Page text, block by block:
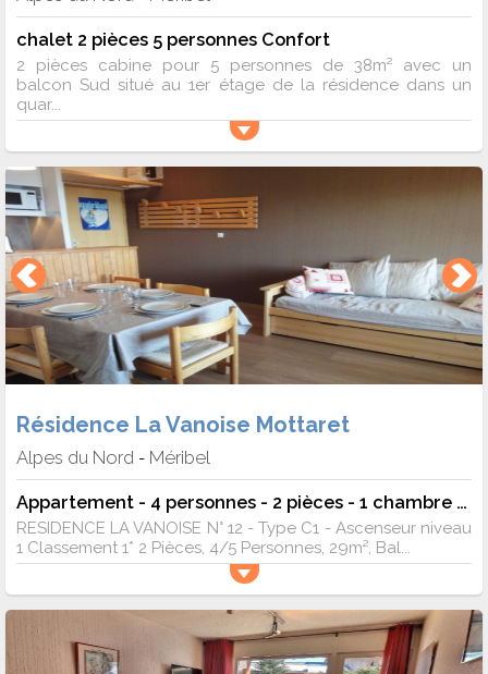
chalet 2 pièces 5 personnes Confort
2 pièces cabine pour 5 personnes de 38m² avec un
balcon Sud situé au 1er étage de la résidence dans un
quar...
Résidence La Vanoise Mottaret
Alpes du Nord - Méribel
Appartement - 4 personnes - 2 pièces - 1 chambre - 29 m²
RESIDENCE LA VANOISE N° 12 - Type C1 - Ascenseur niveau
1 Classement 1* 2 Pièces, 4/5 Personnes, 29m², Bal...